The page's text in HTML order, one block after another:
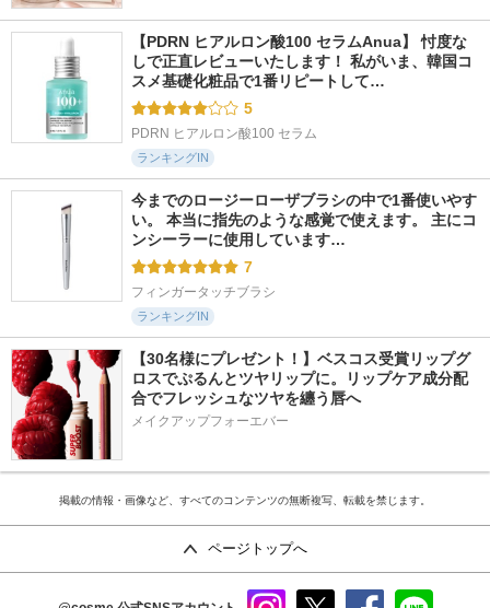
【PDRN ヒアルロン酸100 セラムAnua】 忖度な
しで正直レビューいたします！ 私がいま、韓国コ
スメ基礎化粧品で1番リピートして…
5
PDRN ヒアルロン酸100 セラム
ランキングIN
今までのロージーローザブラシの中で1番使いやす
い。 本当に指先のような感覚で使えます。 主にコ
ンシーラーに使用しています…
7
フィンガータッチブラシ
ランキングIN
【30名様にプレゼント！】ベスコス受賞リップグ
ロスでぷるんとツヤリップに。リップケア成分配
合でフレッシュなツヤを纏う唇へ
メイクアップフォーエバー
掲載の情報・画像など、すべてのコンテンツの無断複写、転載を禁じます。
ページトップへ